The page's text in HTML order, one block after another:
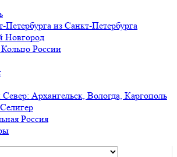
Петербурга из Санкт-Петербурга
Новгород
Кольцо России
Север: Архангельск, Вологда, Каргополь
Россия